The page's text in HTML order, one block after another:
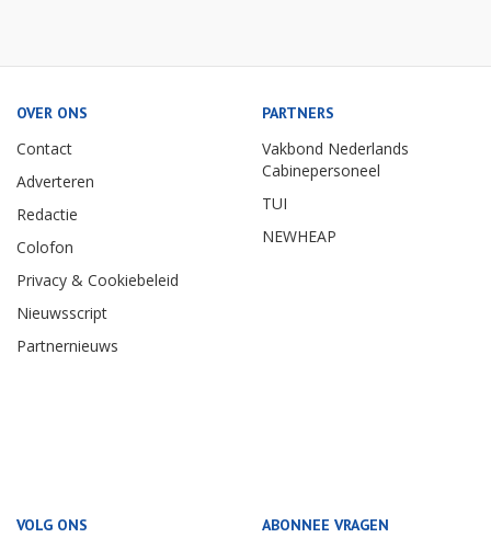
OVER ONS
Contact
Adverteren
Redactie
Colofon
Privacy & Cookiebeleid
Nieuwsscript
Partnernieuws
PARTNERS
Vakbond Nederlands
Cabinepersoneel
TUI
NEWHEAP
VOLG ONS ABONNEE VRAGEN